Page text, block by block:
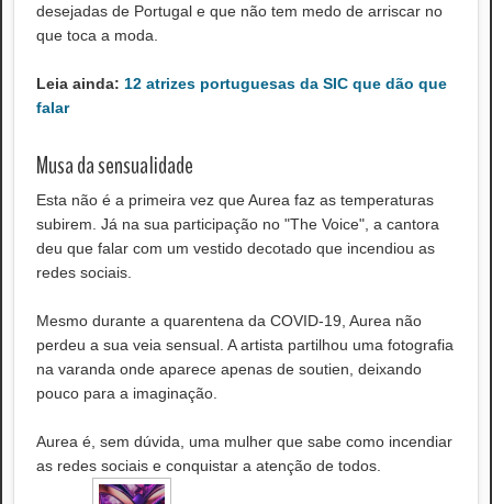
desejadas de Portugal e que não tem medo de arriscar no
que toca a moda.
Leia ainda: 12 atrizes portuguesas da SIC que dão que
falar
Musa da sensualidade
Esta não é a primeira vez que Aurea faz as temperaturas
subirem. Já na sua participação no "The Voice", a cantora
deu que falar com um vestido decotado que incendiou as
redes sociais.
Mesmo durante a quarentena da COVID-19, Aurea não
perdeu a sua veia sensual. A artista partilhou uma fotografia
na varanda onde aparece apenas de soutien, deixando
pouco para a imaginação.
Aurea é, sem dúvida, uma mulher que sabe como incendiar
as redes sociais e conquistar a atenção de todos.